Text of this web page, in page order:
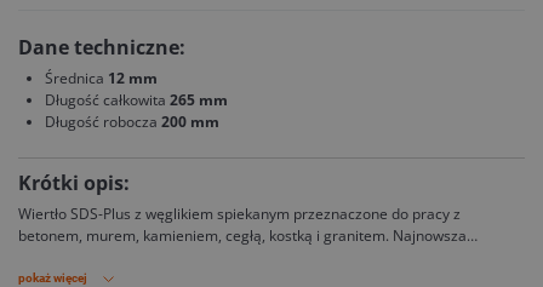
Dane techniczne:
Średnica 12 mm
Długość całkowita 265 mm
Długość robocza 200 mm
Krótki opis:
Wiertło SDS-Plus z węglikiem spiekanym przeznaczone do pracy z
betonem, murem, kamieniem, cegłą, kostką i granitem. Najnowsza
żywotność.
pokaż więcej